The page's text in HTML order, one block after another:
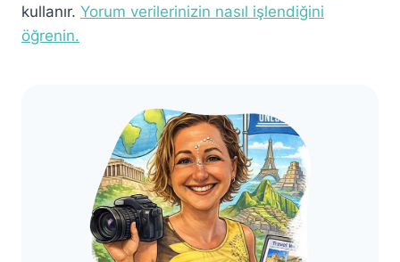
kullanır. Yorum verilerinizin nasıl işlendiğini
öğrenin.